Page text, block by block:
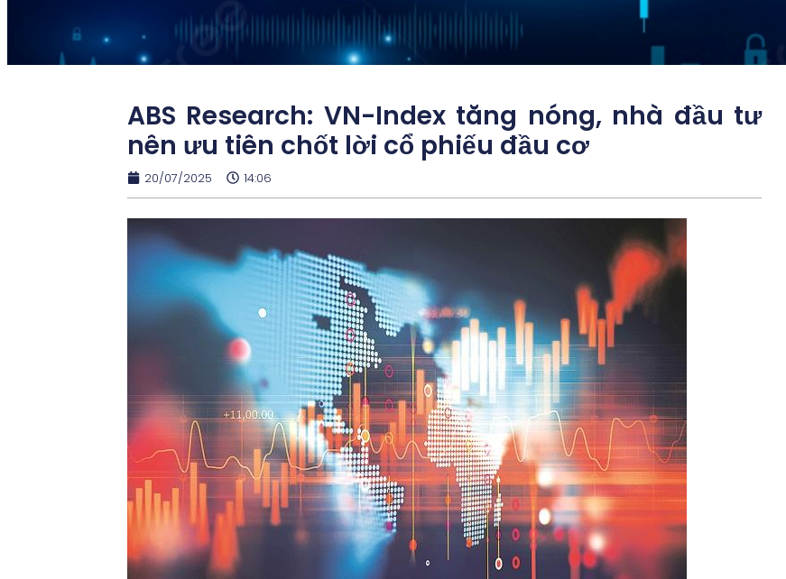
ABS Research: VN-Index tăng nóng, nhà đầu tư
nên ưu tiên chốt lời cổ phiếu đầu cơ
20/07/2025 14:06